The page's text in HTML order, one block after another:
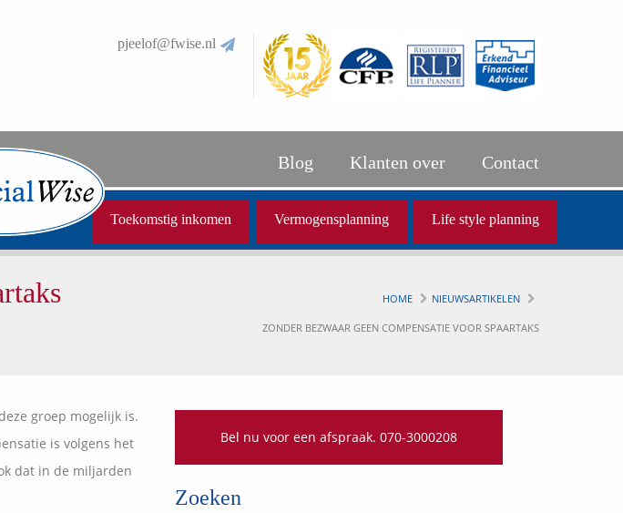
pjeelof@fwise.nl
Contact
Klanten over
Blog
Life style planning
Vermogensplanning
Toekomstig inkomen
HOME NIEUWSARTIKELEN
ZONDER BEZWAAR GEEN COMPENSATIE VOOR SPAARTAKS
groep mogelijk is.
is volgens het
dat in de miljarden
Bel nu voor een afspraak. 070-3000208
Zoeken